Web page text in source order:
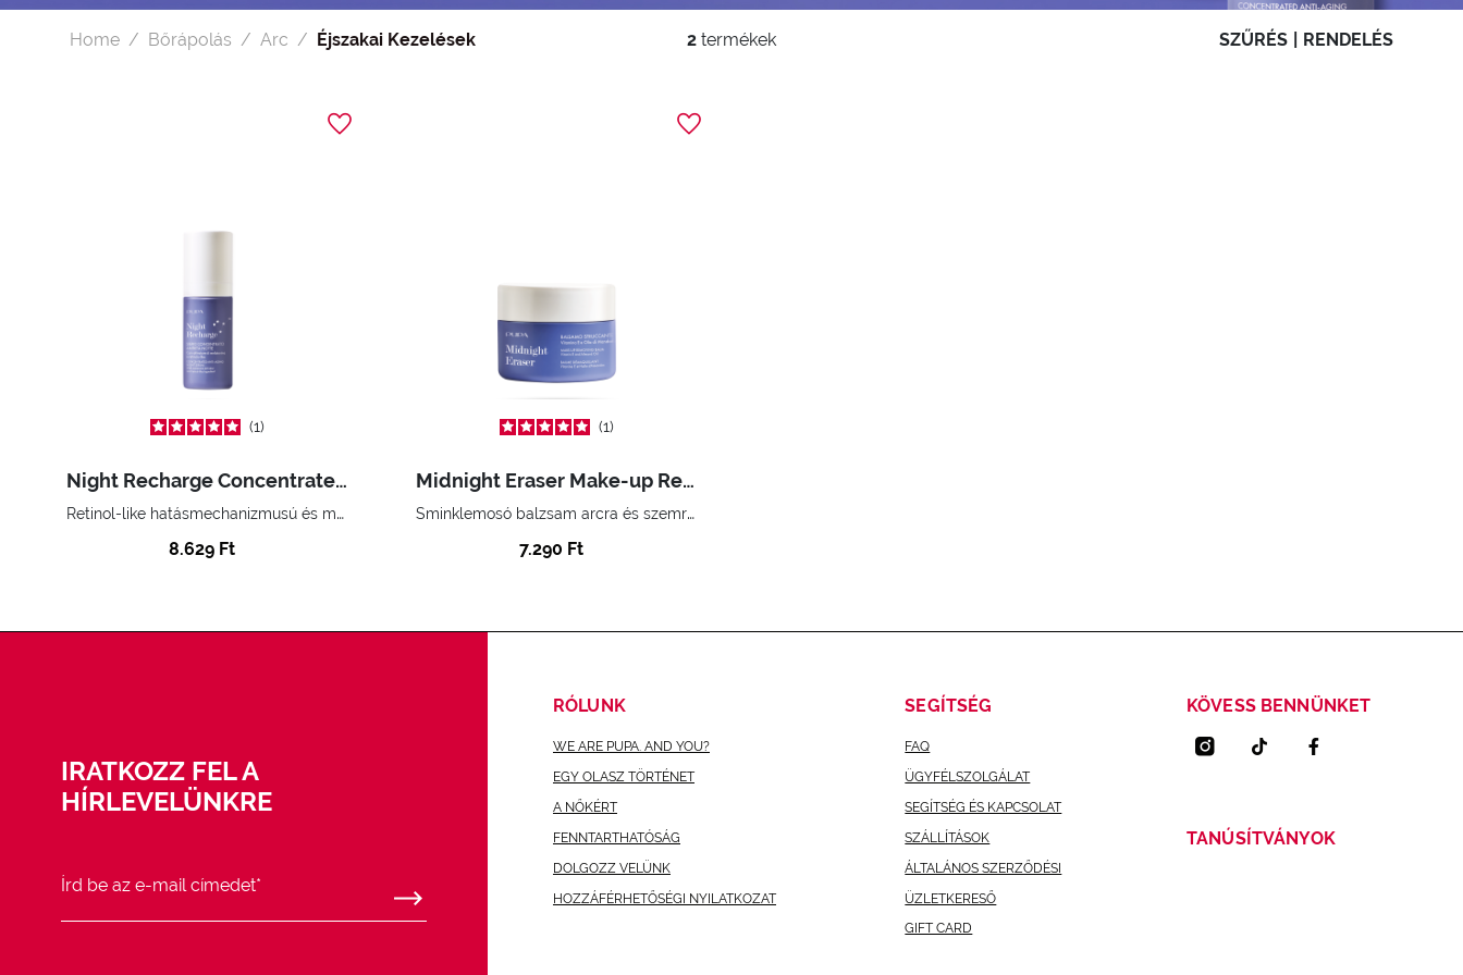
Home Bőrápolás Arc Éjszakai Kezelések 2 termékek SZŰRÉS RENDELÉS
1
Night Recharge Concentrated Anti-Aging Night Serum
Retinol-like hatásmechanizmusú és melatonin-aktivátor
8.629 Ft
1
Midnight Eraser Make-up Removing Balm
Sminklemosó balzsam arcra és szemre E-vitaminnal és mandulaolajjal 93%-ban természetes eredetű összetevőkkel
7.290 Ft
IRATKOZZ FEL A
HÍRLEVELÜNKRE
RÓLUNK
WE ARE PUPA. AND YOU?
EGY OLASZ TÖRTÉNET
A NŐKÉRT
FENNTARTHATÓSÁG
DOLGOZZ VELÜNK
HOZZÁFÉRHETŐSÉGI NYILATKOZAT
SEGÍTSÉG
FAQ
ÜGYFÉLSZOLGÁLAT
SEGÍTSÉG ÉS KAPCSOLAT
SZÁLLÍTÁSOK
ÁLTALÁNOS SZERZŐDÉSI
ÜZLETKERESŐ
GIFT CARD
KÖVESS BENNÜNKET
TANÚSÍTVÁNYOK